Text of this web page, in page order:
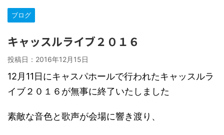
ブログ
キャッスルライブ２０１６
投稿日： 2016年12月15日
12月11日にキャスパホールで行われたキャッスルラ
イブ２０１６が無事に終了いたしました
素敵な音色と歌声が会場に響き渡り、